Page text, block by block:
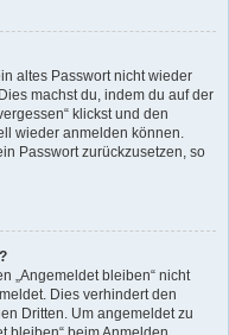
altes Passwort nicht wieder
machst du, indem du auf der
klickst und den
wieder anmelden können.
Passwort zurückzusetzen, so
„Angemeldet bleiben“ nicht
Dies verhindert den
Dritten. Um angemeldet zu